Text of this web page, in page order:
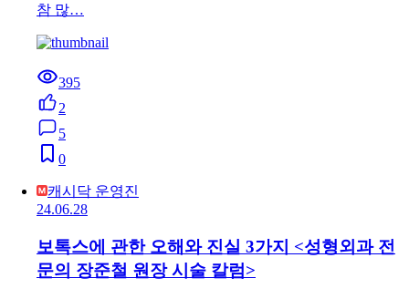
참 많…
395
2
5
0
캐시닥 운영진
24.06.28
보톡스에 관한 오해와 진실 3가지 <성형외과 전
문의 장준철 원장 시술 칼럼>